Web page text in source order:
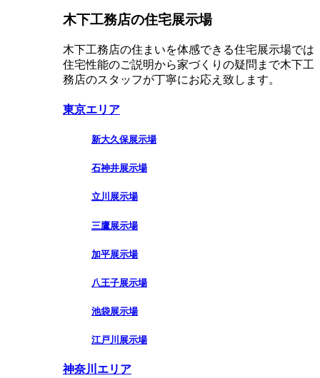
木下工務店の住宅展示場
木下工務店の住まいを体感できる住宅展示場では
住宅性能のご説明から家づくりの疑問まで木下工
務店のスタッフが丁寧にお応え致します。
東京エリア
新大久保展示場
石神井展示場
立川展示場
三鷹展示場
加平展示場
八王子展示場
池袋展示場
江戸川展示場
神奈川エリア